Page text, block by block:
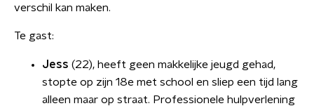
verschil kan maken.
Te gast:
Jess (22), heeft geen makkelijke jeugd gehad,
stopte op zijn 18e met school en sliep een tijd lang
alleen maar op straat. Professionele hulpverlening